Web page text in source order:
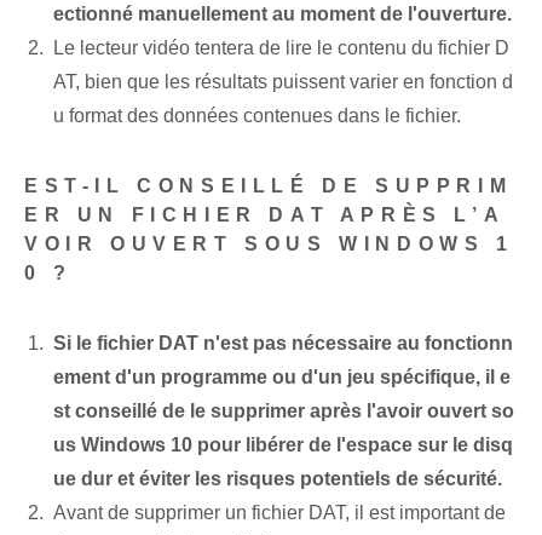
ectionné manuellement au moment de l'ouverture.
Le lecteur vidéo tentera de lire le contenu du fichier D
AT, bien que les résultats puissent varier en fonction d
u format des données contenues dans le fichier.
EST-IL CONSEILLÉ DE SUPPRIM
ER UN FICHIER DAT APRÈS L’A
VOIR OUVERT SOUS WINDOWS 1
0 ?
Si le fichier DAT n'est pas nécessaire au fonctionn
ement d'un programme ou d'un jeu spécifique, il e
st conseillé de le supprimer après l'avoir ouvert so
us Windows 10 pour libérer de l'espace sur le disq
ue dur et éviter les risques potentiels de sécurité.
Avant de supprimer un fichier DAT, il est important de